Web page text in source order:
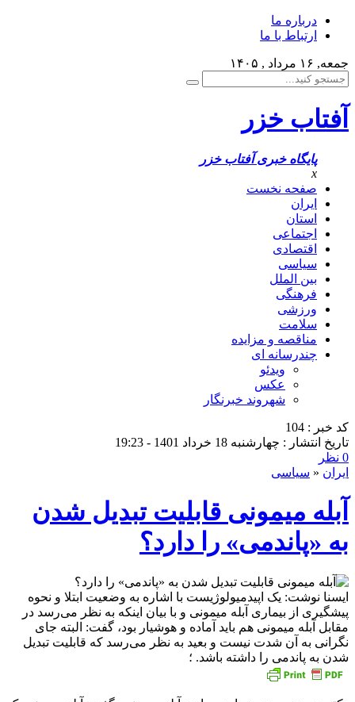
درباره ما
ارتباط با ما
جمعه, ۱۶ مرداد , ۱۴۰۵
آفتاب خزر
پایگاه خبری آفتاب خزر
x
صفحه نخست
ایران
استان
اجتماعی
اقتصادی
سیاسی
بین الملل
فرهنگی
ورزشی
سلامت
مناقصه و مزایده
چندرسانه ای
ویدئو
عکس
شهروند خبرنگار
کد خبر : 104
تاریخ انتشار : چهارشنبه 18 خرداد 1401 - 19:23
0 نظر
ایران « سیاسی
آبله میمونی قابلیت تبدیل شدن
به «پاندمی» را دارد؟
ایسنا نوشت: یک اپیدمیولوژیست با اشاره به وضعیت ابتلا و نحوه
پیشگیری از بیماری آبله میمونی و با بیان اینکه به نظر می‌رسد در
مقابل آبله میمونی هم باید آماده و هوشیار بود، گفت: البته جای
نگرانی به آن شدت نیست و بعید به نظر می‌رسد که قابلیت تبدیل
شدن به پاندمی را داشته باشد. ؛